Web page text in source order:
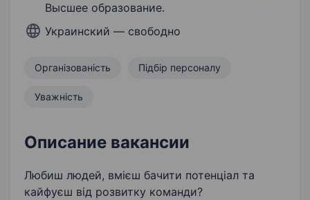
Высшее образование.
Украинский — свободно
Організованість Підбір персоналу
Уважність
Описание вакансии
Любиш людей, вмієш бачити потенціал та
кайфуєш від розвитку команди?